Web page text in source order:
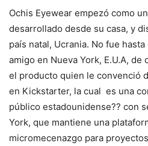
Ochis Eyewear empezó como
desarrollado desde su casa, y
país natal, Ucrania. No fue
amigo en Nueva York, E.U.A,
el producto quien le convenció
en Kickstarter, la cual es una
público estadounidense?? con
York, que mantiene una
micromecenazgo para